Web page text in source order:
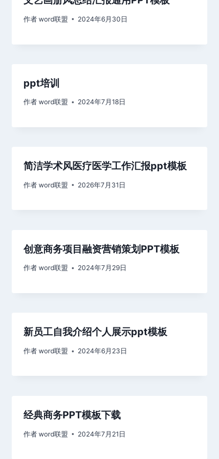
作者word联盟 2024年6月30日
ppt培训
作者word联盟 2024年7月18日
简洁学术风医疗医学工作汇报ppt模板
作者word联盟 2026年7月31日
创意商务项目融资营销策划PPT模板
作者word联盟 2024年7月29日
新员工自我介绍个人展示ppt模板
作者word联盟 2024年6月23日
经典商务PPT模板下载
作者word联盟 2024年7月21日